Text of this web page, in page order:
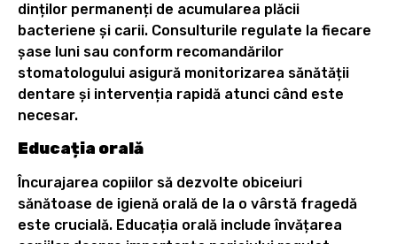
dinților permanenți de acumularea plăcii
bacteriene și carii. Consulturile regulate la fiecare
șase luni sau conform recomandărilor
stomatologului asigură monitorizarea sănătății
dentare și intervenția rapidă atunci când este
necesar.
Educația orală
Încurajarea copiilor să dezvolte obiceiuri
sănătoase de igienă orală de la o vârstă fragedă
este crucială. Educația orală include învățarea